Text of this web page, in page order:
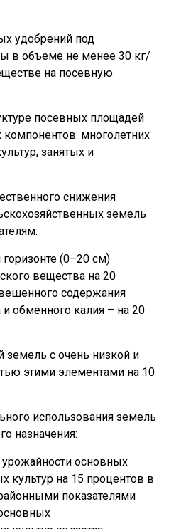
удобрений под
в объеме не менее 30 кг/
на посевную
посевных площадей
многолетних
занятых и
снижения
земель
(0–20 см)
вещества на 20
содержания
обменного калия – на 20
земель с очень низкой и
этими элементами на 10
использования земель
назначения:
основных
культур на 15 процентов в
показателями